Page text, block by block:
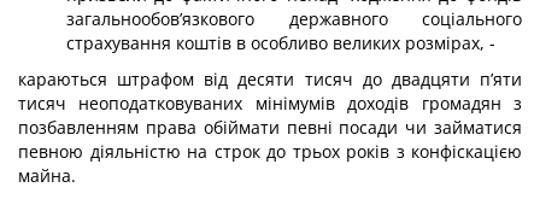
загальнообов’язкового державного соціального
страхування коштів в особливо великих розмірах, -
караються штрафом від десяти тисяч до двадцяти п’яти
тисяч неоподатко­вуваних мінімумів доходів громадян з
позбавленням права обіймати певні по­сади чи займатися
певною діяльністю на строк до трьох років з конфіскацією
майна.